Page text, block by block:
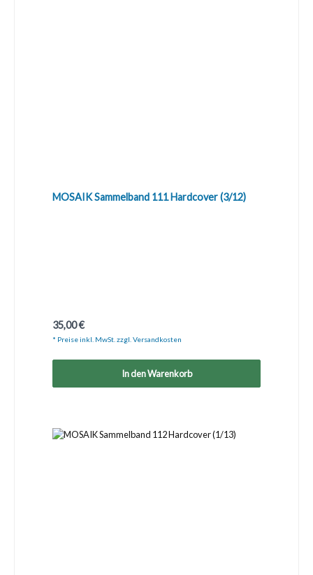
MOSAIK Sammelband 111 Hardcover (3/12)
Regulärer Preis:
35,00 €
* Preise inkl. MwSt. zzgl. Versandkosten
In den Warenkorb